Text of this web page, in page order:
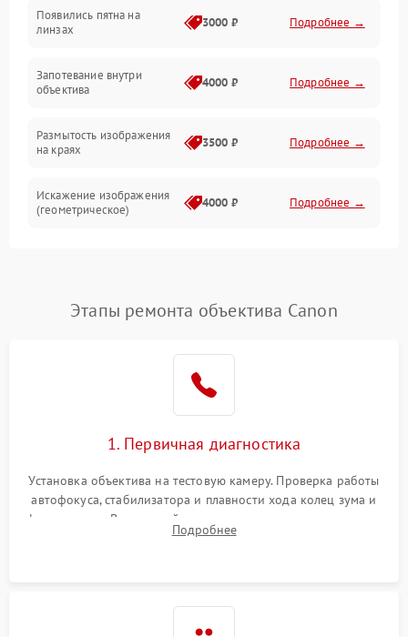
Появились пятна на
линзах
3000 ₽ Подробнее →
Запотевание внутри
объектива
4000 ₽ Подробнее →
Размытость изображения
на краях
3500 ₽ Подробнее →
Искажение изображения
(геометрическое)
4000 ₽ Подробнее →
Проблемы с резкостью
Этапы ремонта объектива Canon
1. Первичная диагностика
Установка объектива на тестовую камеру. Проверка работы
автофокуса, стабилизатора и плавности хода колец зума и
фокусировки. Визуальный осмотр линз на наличие царапин,
грибка, пыли и оценка состояния контактов байонета.
Подробнее